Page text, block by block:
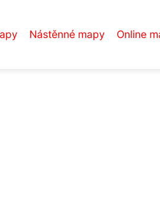
Nástěnné mapy Online